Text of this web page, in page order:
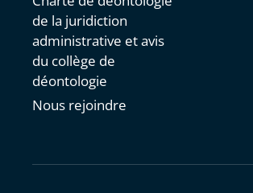
de la juridiction
administrative et avis
du collège de
déontologie
Nous rejoindre